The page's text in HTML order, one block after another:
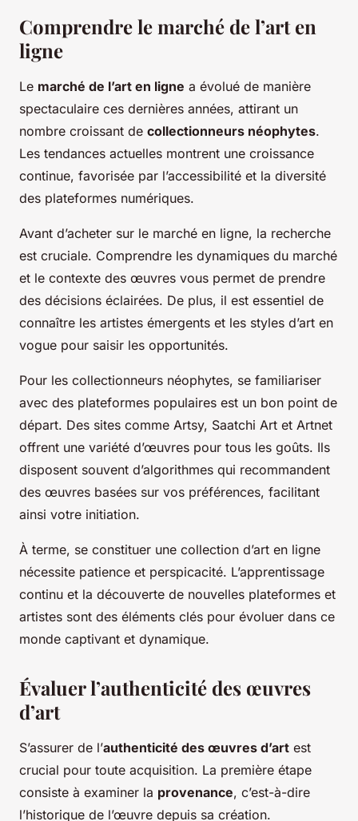
Comprendre le marché de l’art en
ligne
Le marché de l’art en ligne a évolué de manière
spectaculaire ces dernières années, attirant un
nombre croissant de collectionneurs néophytes.
Les tendances actuelles montrent une croissance
continue, favorisée par l’accessibilité et la diversité
des plateformes numériques.
Avant d’acheter sur le marché en ligne, la recherche
est cruciale. Comprendre les dynamiques du marché
et le contexte des œuvres vous permet de prendre
des décisions éclairées. De plus, il est essentiel de
connaître les artistes émergents et les styles d’art en
vogue pour saisir les opportunités.
Pour les collectionneurs néophytes, se familiariser
avec des plateformes populaires est un bon point de
départ. Des sites comme Artsy, Saatchi Art et Artnet
offrent une variété d’œuvres pour tous les goûts. Ils
disposent souvent d’algorithmes qui recommandent
des œuvres basées sur vos préférences, facilitant
ainsi votre initiation.
À terme, se constituer une collection d’art en ligne
nécessite patience et perspicacité. L’apprentissage
continu et la découverte de nouvelles plateformes et
artistes sont des éléments clés pour évoluer dans ce
monde captivant et dynamique.
Évaluer l’authenticité des œuvres
d’art
S’assurer de l’authenticité des œuvres d’art est
crucial pour toute acquisition. La première étape
consiste à examiner la provenance, c’est-à-dire
l’historique de l’œuvre depuis sa création.